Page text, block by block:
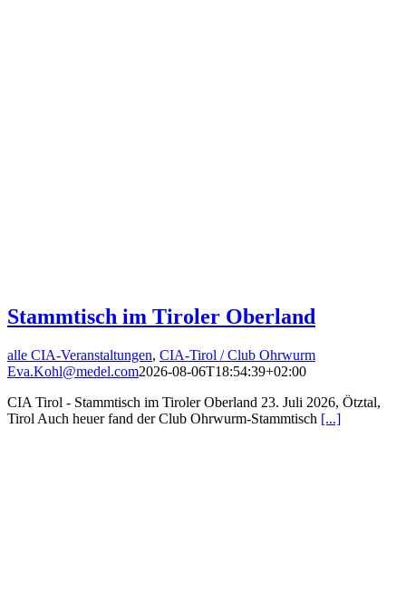
Stammtisch im Tiroler Oberland
alle CIA-Veranstaltungen, CIA-Tirol / Club Ohrwurm
Eva.Kohl@medel.com2026-08-06T18:54:39+02:00
CIA Tirol - Stammtisch im Tiroler Oberland 23. Juli 2026, Ötztal,
Tirol Auch heuer fand der Club Ohrwurm-Stammtisch [...]